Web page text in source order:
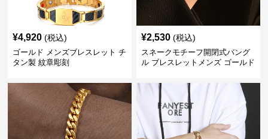
¥4,920 (税込)
ゴールド メンズブレスレット チ
タン製 紋章彫刻
¥2,530 (税込)
スネークモチーフ開閉式バング
ル ブレスレットメンズ ゴールド